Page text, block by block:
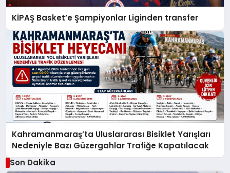
KİPAŞ Basket’e Şampiyonlar Liginden transfer
Kahramanmaraş’ta Uluslararası Bisiklet Yarışları
Nedeniyle Bazı Güzergahlar Trafiğe Kapatılacak
Son Dakika